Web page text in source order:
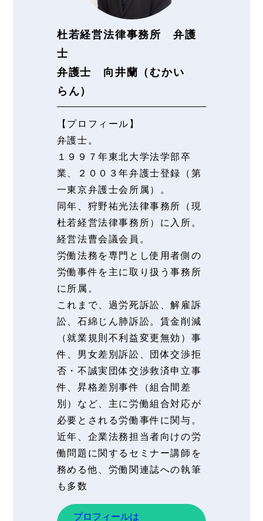
杜若経営法律事務所 弁護
士
弁護士 向井蘭（むかい
らん）
【プロフィール】
弁護士。
１９９７年東北大学法学部卒
業、２００３年弁護士登録（第
一東京弁護士会所属）。
同年、狩野祐光法律事務所（現
杜若経営法律事務所）に入所。
経営法曹会議会員。
労働法務を専門とし使用者側の
労働事件を主に取り扱う事務所
に所属。
これまで、過労死訴訟、解雇訴
訟、石綿じん肺訴訟。賃金削減
（就業規則不利益変更無効）事
件、男女差別訴訟、団体交渉拒
否・不誠実団体交渉救済申立事
件、昇格差別事件（組合間差
別）など、主に労働組合対応が
必要とされる労働事件に関与。
近年、企業法務担当者向けの労
働問題に関するセミナー講師を
務める他、労働関連誌への執筆
も多数
プロフィールは